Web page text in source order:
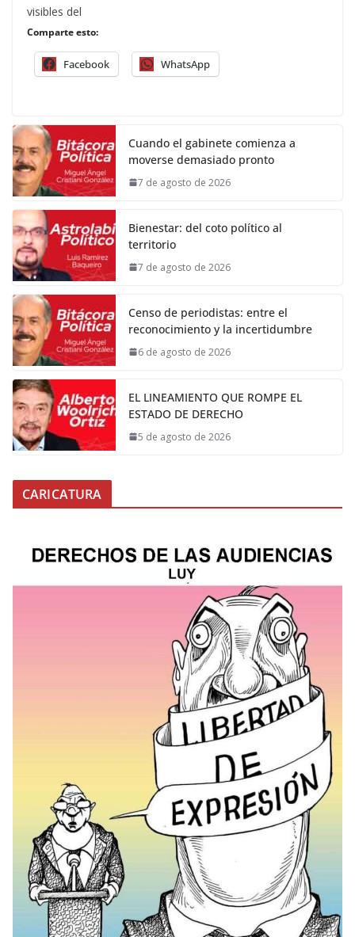
visibles del
Comparte esto:
Facebook WhatsApp
Cuando el gabinete comienza a
moverse demasiado pronto
7 de agosto de 2026
Bienestar: del coto político al
territorio
7 de agosto de 2026
Censo de periodistas: entre el
reconocimiento y la incertidumbre
6 de agosto de 2026
EL LINEAMIENTO QUE ROMPE EL
ESTADO DE DERECHO
5 de agosto de 2026
CARICATURA